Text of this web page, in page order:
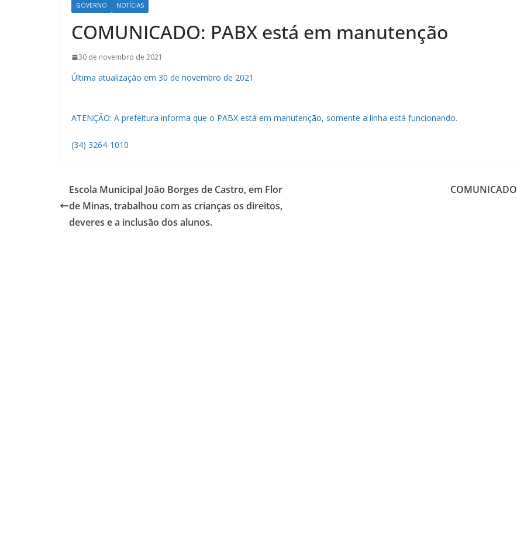
GOVERNO NOTÍCIAS
COMUNICADO: PABX está em manutenção
30 de novembro de 2021
Última atualização em 30 de novembro de 2021
ATENÇÃO: A prefeitura informa que o PABX está em manutenção, somente a linha está funcionando.
(34) 3264-1010
Escola Municipal João Borges de Castro, em Flor
de Minas, trabalhou com as crianças os direitos,
deveres e a inclusão dos alunos.
COMUNICADO